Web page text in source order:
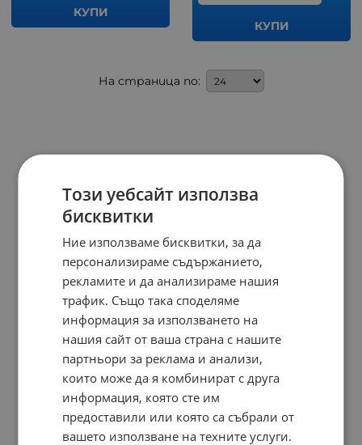
КУПИ
КУПИ
На страница по:
Този уебсайт използва
бисквитки
Ние използваме бисквитки, за да
персонализираме съдържанието,
рекламите и да анализираме нашия
трафик. Също така споделяме
информация за използването на
нашия сайт от ваша страна с нашите
партньори за реклама и анализи,
които може да я комбинират с друга
информация, която сте им
предоставили или която са събрали от
вашето използване на техните услуги.